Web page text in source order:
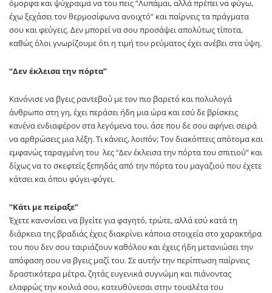
όμορφα και ψύχραιμα να του πεις “Λυπάμαι, αλλά πρέπει να φύγω,
έχω ξεχάσει τον θερμοσίφωνα ανοιχτό” και παίρνεις τα πράγματα
σου και φεύγεις. Δεν μπορεί να σου προσάψει απολύτως τίποτα,
καθώς όλοι γνωρίζουμε ότι η τιμή του ρεύματος έχει ανέβει στα ύψη.
“Δεν έκλεισα την πόρτα”
Κανόνισε να βγεις ραντεβού με τον πιο βαρετό και πολυλογά
άνθρωπο στη γη, έχει περάσει ήδη μια ώρα και εσύ δε βρίσκεις
κανένα ενδιαφέρον στα λεγόμενα του, άσε που δε σου αφήνει σειρά
να αρθρώσεις μια λέξη. Τι κάνεις, λοιπόν; Τον διακόπτεις απότομα και
εμφανώς ταραγμένη του λες “Δεν έκλεισα την πόρτα του σπιτιού” και
δίχως να το σκεφτείς ξεπηδάς από την πόρτα του μαγαζιού που έχετε
κάτσει και όπου φύγει-φύγει.
“Κάτι με πείραξε”
Έχετε κανονίσει να βγείτε για φαγητό, τρώτε, αλλά εσύ κατά τη
διάρκεια της βραδιάς έχεις διακρίνει κάποια στοιχεία στο χαρακτήρα
του που δεν σου ταιριάζουν καθόλου και έχεις ήδη μετανιώσει την
απόφαση σου να βγεις μαζί του. Σε αυτήν την περίπτωση παίρνεις
δραστικότερα μέτρα, ζητάς ευγενικά συγνώμη και πιάνοντας
ελαφρώς την κοιλιά σου, κατευθύνεσαι στην τουαλέτα του